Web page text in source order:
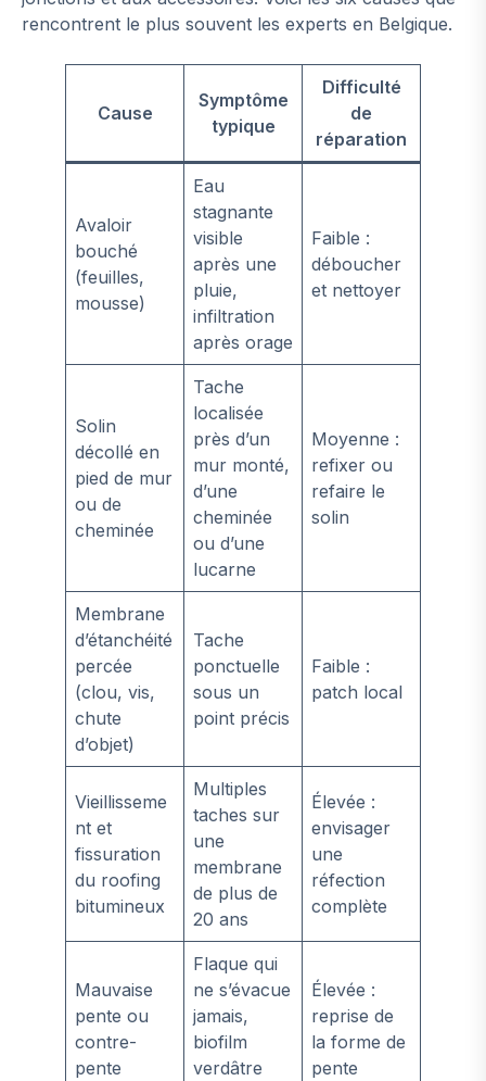
rencontrent le plus souvent les experts en Belgique.
Cause
Symptôme
typique
Difficulté
de
réparation
Avaloir
bouché
(feuilles,
mousse)
Eau
stagnante
visible
après une
pluie,
infiltration
après orage
Faible :
déboucher
et nettoyer
Solin
décollé en
pied de mur
ou de
cheminée
Tache
localisée
près d’un
mur monté,
d’une
cheminée
ou d’une
lucarne
Moyenne :
refixer ou
refaire le
solin
Membrane
d’étanchéité
percée
(clou, vis,
chute
d’objet)
Tache
ponctuelle
sous un
point précis
Faible :
patch local
Vieillisseme
nt et
fissuration
du roofing
bitumineux
Multiples
taches sur
une
membrane
de plus de
20 ans
Élevée :
envisager
une
réfection
complète
Mauvaise
pente ou
contre-
pente
Flaque qui
ne s’évacue
jamais,
biofilm
verdâtre
Élevée :
reprise de
la forme de
pente